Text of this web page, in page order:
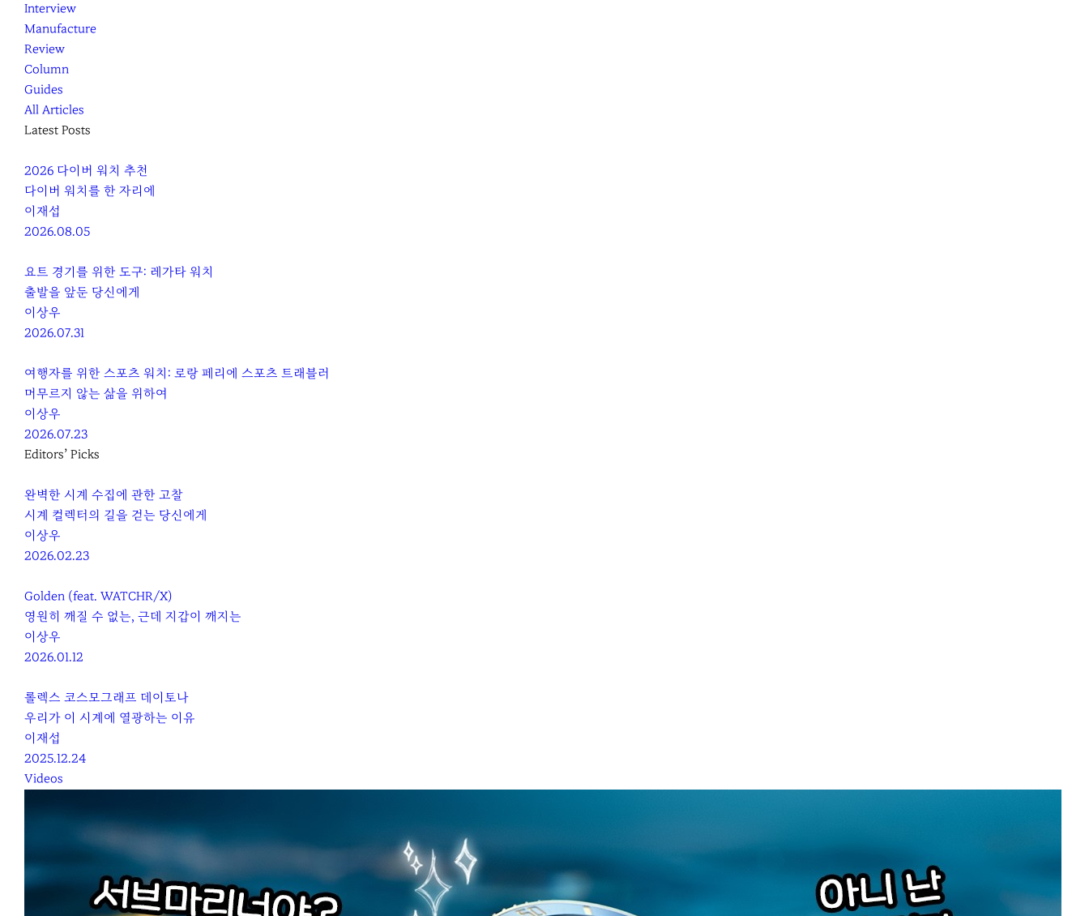
Interview
Manufacture
Review
Column
Guides
All Articles
Latest Posts
2026 다이버 워치 추천
다이버 워치를 한 자리에
이재섭
2026.08.05
요트 경기를 위한 도구: 레가타 워치
출발을 앞둔 당신에게
이상우
2026.07.31
여행자를 위한 스포츠 워치: 로랑 페리에 스포츠 트래블러
머무르지 않는 삶을 위하여
이상우
2026.07.23
Editors’ Picks
완벽한 시계 수집에 관한 고찰
시계 컬렉터의 길을 걷는 당신에게
이상우
2026.02.23
Golden (feat. WATCHR/X)
영원히 깨질 수 없는, 근데 지갑이 깨지는
이상우
2026.01.12
롤렉스 코스모그래프 데이토나
우리가 이 시계에 열광하는 이유
이재섭
2025.12.24
Videos